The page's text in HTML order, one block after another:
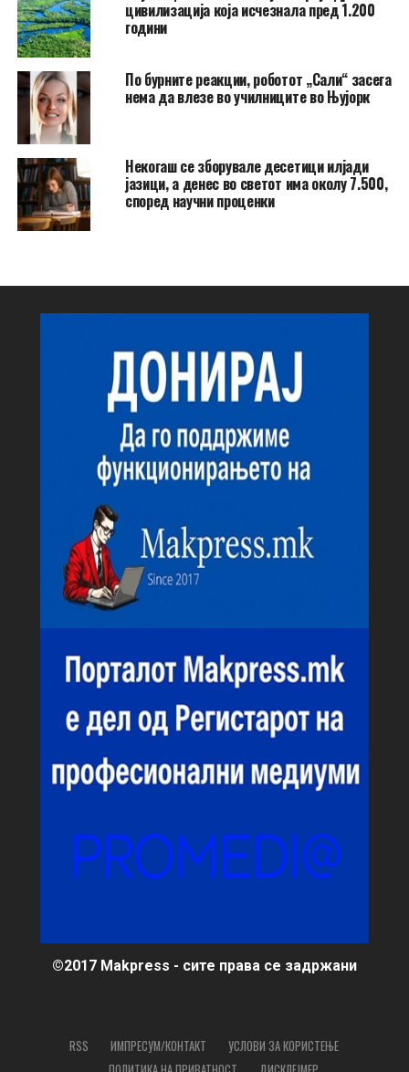
цивилизација која исчезнала пред 1.200
години
По бурните реакции, роботот „Сали“ засега
нема да влезе во училниците во Њујорк
Некогаш се зборувале десетици илјади
јазици, а денес во светот има околу 7.500,
според научни проценки
©2017 Makpress - сите права се задржани
RSS ИМПРЕСУМ/КОНТАКТ
УСЛОВИ ЗА КОРИСТЕЊЕ